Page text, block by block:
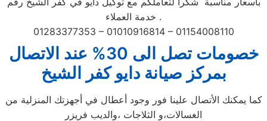
خدمة العملاء .
01283377353 – 01010916814 – 01154008110
خصومات تصل الى 30% عند الاتصال
بمركز صيانة دايو كفر الشيخ
كما يمكنك الأتصال علينا فور وجود أعطال في أجهزتك المنزلية من
الغسالات،و الثلاجات ،والديب فريزر